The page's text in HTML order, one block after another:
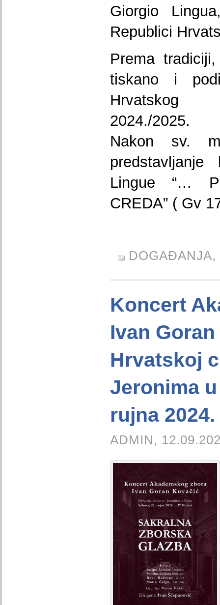
Giorgio
Republici
Prema
tiskano i
Hrvatskog
2024./2025.
Nakon sv.
Lingue “…
CREDA” ( Gv
DOGAĐANJA,
Koncert
Ivan
Hrvatskoj
Jeronima
rujna 2024.
ADMIN,